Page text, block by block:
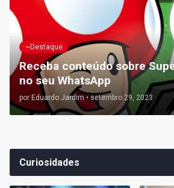
~Destaque
Receba conteúdo sobre
no seu WhatsApp
por Eduardo Jardim • setembro 29, 2023
Curiosidades